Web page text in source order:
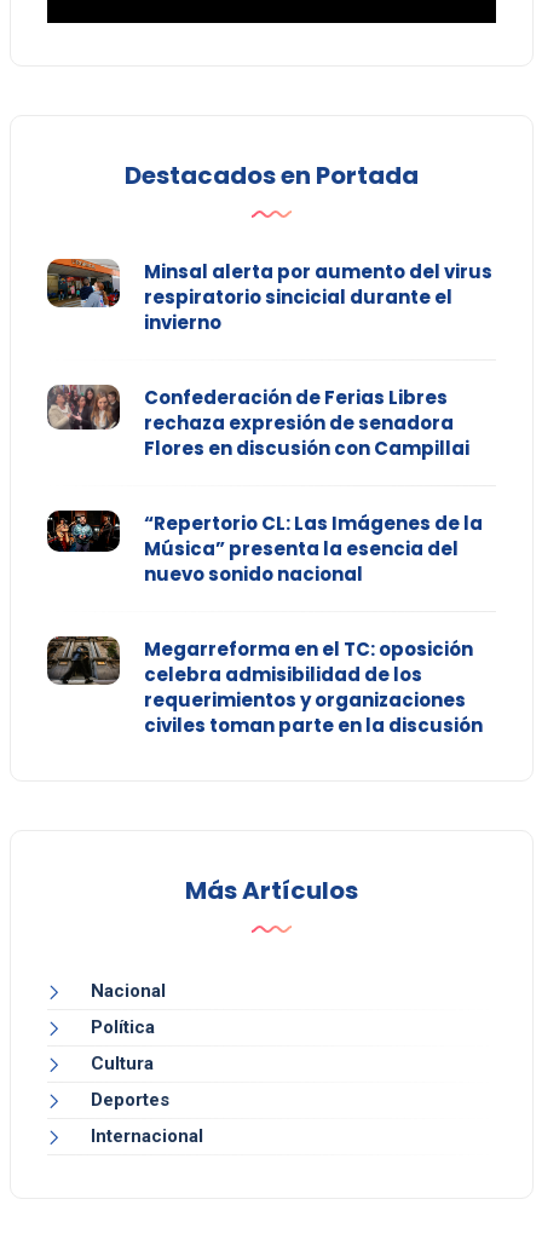
Destacados en Portada
Minsal alerta por aumento del virus
respiratorio sincicial durante el
invierno
Confederación de Ferias Libres
rechaza expresión de senadora
Flores en discusión con Campillai
“Repertorio CL: Las Imágenes de la
Música” presenta la esencia del
nuevo sonido nacional
Megarreforma en el TC: oposición
celebra admisibilidad de los
requerimientos y organizaciones
civiles toman parte en la discusión
Más Artículos
Nacional
Política
Cultura
Deportes
Internacional